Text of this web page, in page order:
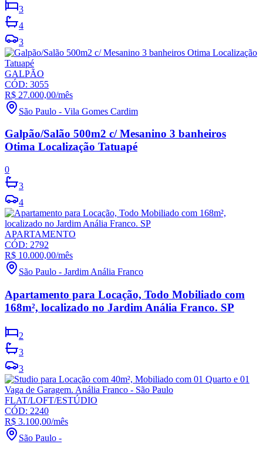
3
4
3
GALPÃO
CÓD: 3055
R$ 27.000,00/mês
São Paulo - Vila Gomes Cardim
Galpão/Salão 500m2 c/ Mesanino 3 banheiros
Otima Localização Tatuapé
0
3
4
APARTAMENTO
CÓD: 2792
R$ 10.000,00/mês
São Paulo - Jardim Anália Franco
Apartamento para Locação, Todo Mobiliado com
168m², localizado no Jardim Anália Franco. SP
2
3
3
FLAT/LOFT/ESTÚDIO
CÓD: 2240
R$ 3.100,00/mês
São Paulo -